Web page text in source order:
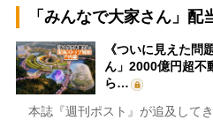
「みんなで大家さん」
《ついに見えた問
ん」2000億円超不
ら…
本誌『週刊ポスト』が追及して